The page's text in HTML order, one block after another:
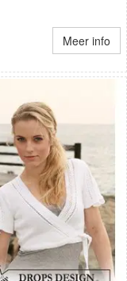
Meer info